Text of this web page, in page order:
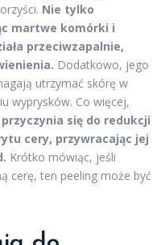
Nie tylko
martwe komórki i
przeciwzapalnie,
Dodatkowo, jego
utrzymać skórę w
wyprysków. Co więcej,
się do redukcji
cery, przywracając jej
Krótko mówiąc, jeśli
cerę, ten peeling może być